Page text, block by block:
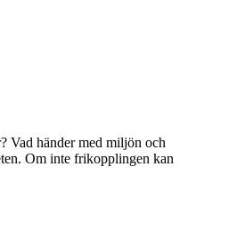
Vad händer med miljön och
Om inte frikopplingen kan